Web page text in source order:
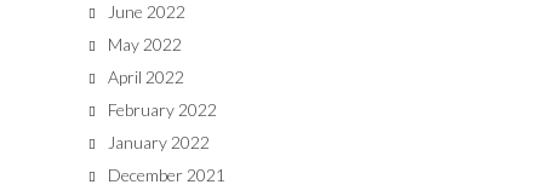
June 2022
May 2022
April 2022
February 2022
January 2022
December 2021